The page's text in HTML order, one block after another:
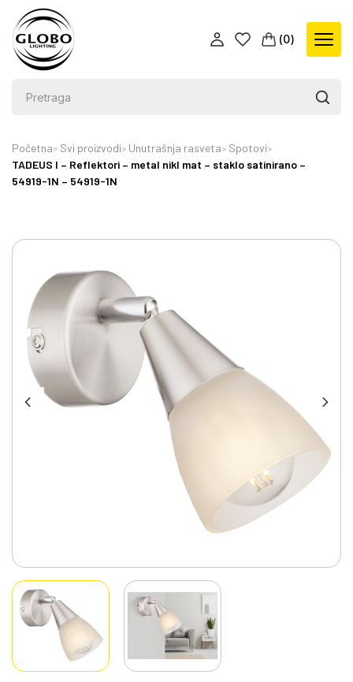
(0)
Početna Svi proizvodi Unutrašnja rasveta
Spotovi
TADEUS I – Reflektori – metal nikl mat – staklo satinirano –
54919-1N – 54919-1N